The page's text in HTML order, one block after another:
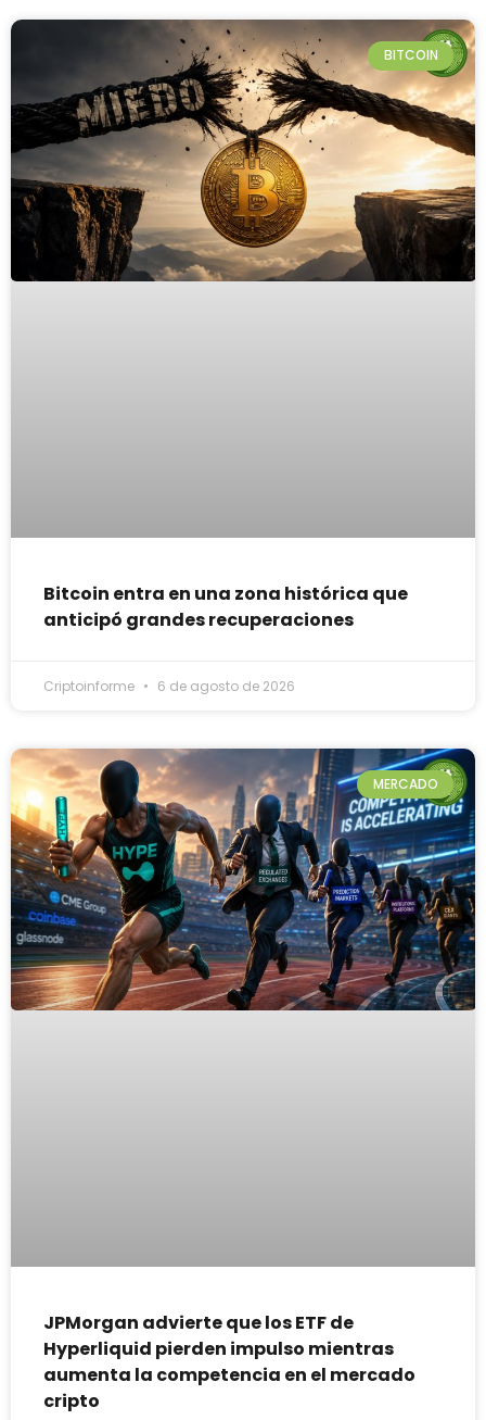
BITCOIN
Bitcoin entra en una zona histórica que
anticipó grandes recuperaciones
Criptoinforme 6 de agosto de 2026
MERCADO
JPMorgan advierte que los ETF de
Hyperliquid pierden impulso mientras
aumenta la competencia en el mercado
cripto